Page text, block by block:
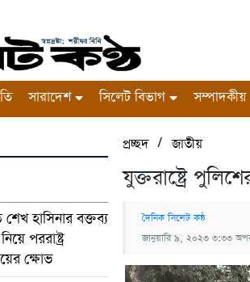
সারাদেশ সিলেট বিভাগ সম্পাদকীয়
শেখ হাসিনার বক্তব্য
পররাষ্ট্র
ক্ষোভ
প্রচ্ছদ/জাতীয়
যুক্তরাষ্ট্রে
দৈনিক সিলেট কন্ঠ
জানুয়ারি ৯, ২০২৩ ৩:৩৩